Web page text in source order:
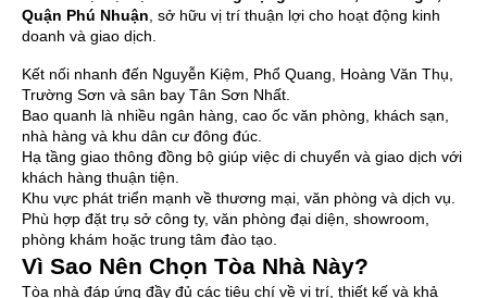
Quận Phú Nhuận, sở hữu vị trí thuận lợi cho hoạt động kinh
doanh và giao dịch.
Kết nối nhanh đến Nguyễn Kiệm, Phổ Quang, Hoàng Văn Thụ,
Trường Sơn và sân bay Tân Sơn Nhất.
Bao quanh là nhiều ngân hàng, cao ốc văn phòng, khách sạn,
nhà hàng và khu dân cư đông đúc.
Hạ tầng giao thông đồng bộ giúp việc di chuyển và giao dịch với
khách hàng thuận tiện.
Khu vực phát triển mạnh về thương mại, văn phòng và dịch vụ.
Phù hợp đặt trụ sở công ty, văn phòng đại diện, showroom,
phòng khám hoặc trung tâm đào tạo.
Vì Sao Nên Chọn Tòa Nhà Này?
Tòa nhà đáp ứng đầy đủ các tiêu chí về vị trí, thiết kế và khả